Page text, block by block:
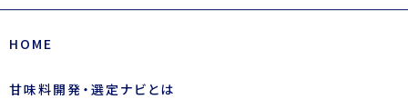
HOME
甘味料開発・選定ナビとは